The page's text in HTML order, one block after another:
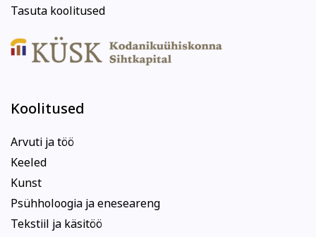
Tasuta koolitused
Koolitused
Arvuti ja töö
Keeled
Kunst
Psühholoogia ja eneseareng
Tekstiil ja käsitöö